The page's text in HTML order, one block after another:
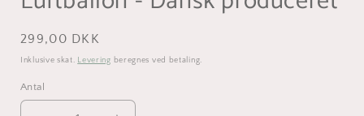
Normalpris
299,00 DKK
Inklusive skat. Levering beregnes ved betaling.
Antal